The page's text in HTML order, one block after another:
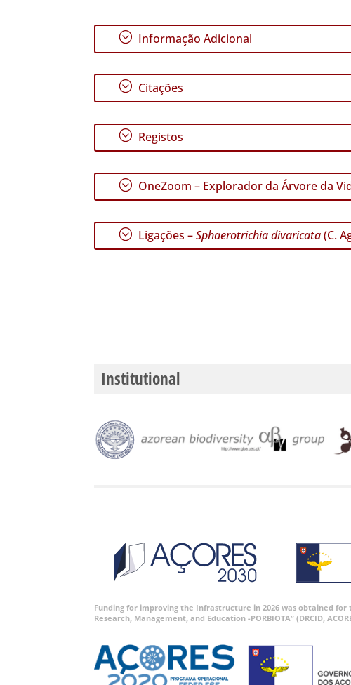
; Informação Adicional
; Citações
; Registos
; OneZoom – Explorador da Árvore da
; Ligações –Sphaerotrichia divaricata(C.
Institutional
Funding for improving the Infrastructure in 2026 was obtained for
Research, Management, and Education -PORBIOTA” (DRCID,